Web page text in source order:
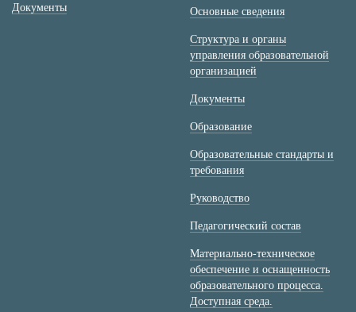
Документы Основные сведения
Структура и органы
управления образовательной
организацией
Документы
Образование
Образовательные стандарты и
требования
Руководство
Педагогический состав
Материально-техническое
обеспечение и оснащенность
образовательного процесса.
Доступная среда.